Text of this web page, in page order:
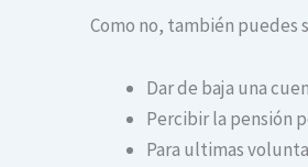
Como no, también puedes
Dar de baja una
Percibir la pensión
Para ultimas